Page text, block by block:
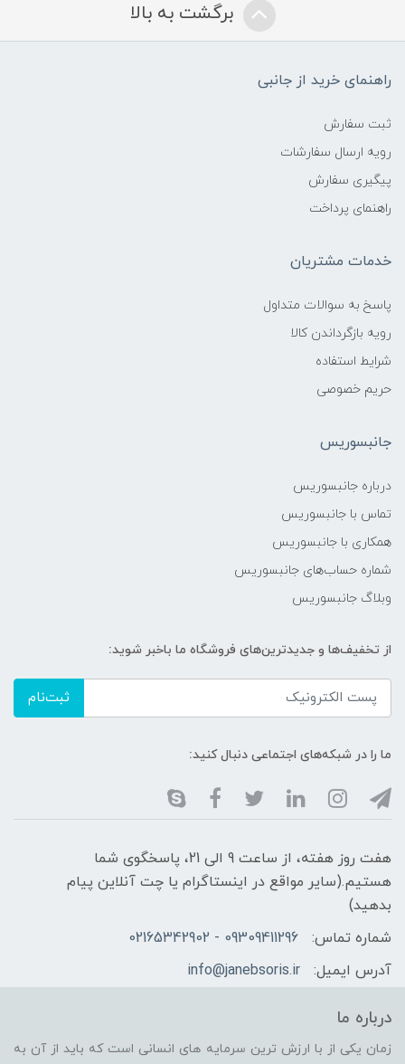
برگشت به بالا
راهنمای خرید از جانبی
ثبت سفارش
رویه ارسال سفارشات
پیگیری سفارش
راهنمای پرداخت
خدمات مشتریان
پاسخ به سوالات متداول
رویه بازگرداندن کالا
شرایط استفاده
حریم خصوصی
جانبسوریس
درباره جانبسوریس
تماس با جانبسوریس
همکاری با جانبسوریس
شماره حساب‌های جانبسوریس
وبلاگ جانبسوریس
از تخفیف‌ها و جدیدترین‌های فروشگاه ما باخبر شوید:
ثبت‌نام
ما را در شبکه‌های اجتماعی دنبال کنید:
هفت روز هفته، از ساعت 9 الی 21، پاسخگوی شما
هستیم.(سایر مواقع در اینستاگرام یا چت آنلاین پیام
بدهید)
شماره تماس:
09309411296 - 02165342902
آدرس ایمیل:
info@janebsoris.ir
درباره ما
زمان یکی از با ارزش ترین سرمایه های انسانی است که باید از آن به